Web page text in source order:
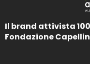
Il brand attivista
Fondazione